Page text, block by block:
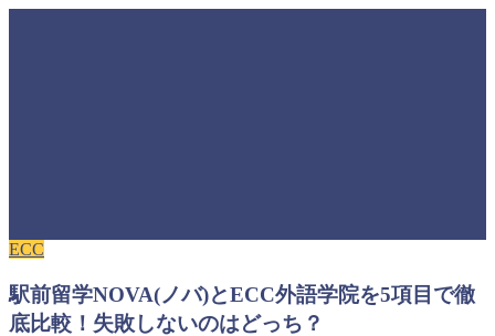
ECC
駅前留学NOVA(ノバ)とECC外語学院を5項目で徹
底比較！失敗しないのはどっち？